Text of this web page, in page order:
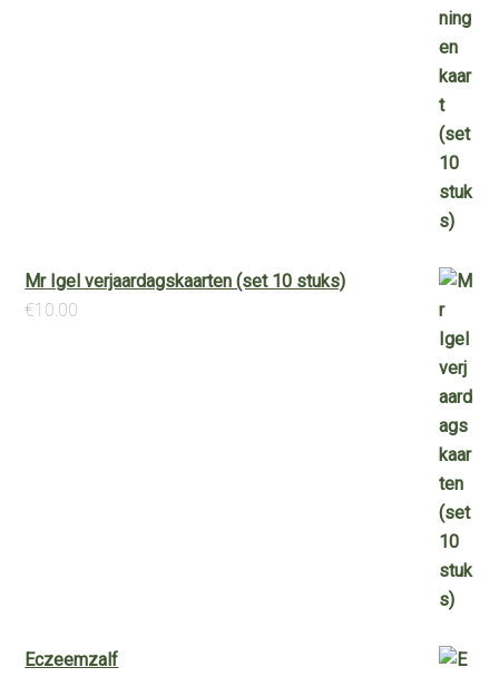
Mr Igel verjaardagskaarten (set 10 stuks)
€10.00
Eczeemzalf